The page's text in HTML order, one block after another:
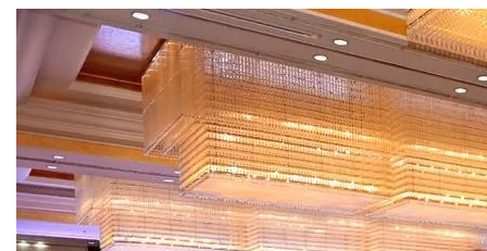
圆盘干燥机系列
桨叶式干燥系列
载体干燥系列
滚筒干燥系列
沸腾干燥系列
节能环保
公益支持
社会责任报告
社会责任
绿色供应链
联系我们